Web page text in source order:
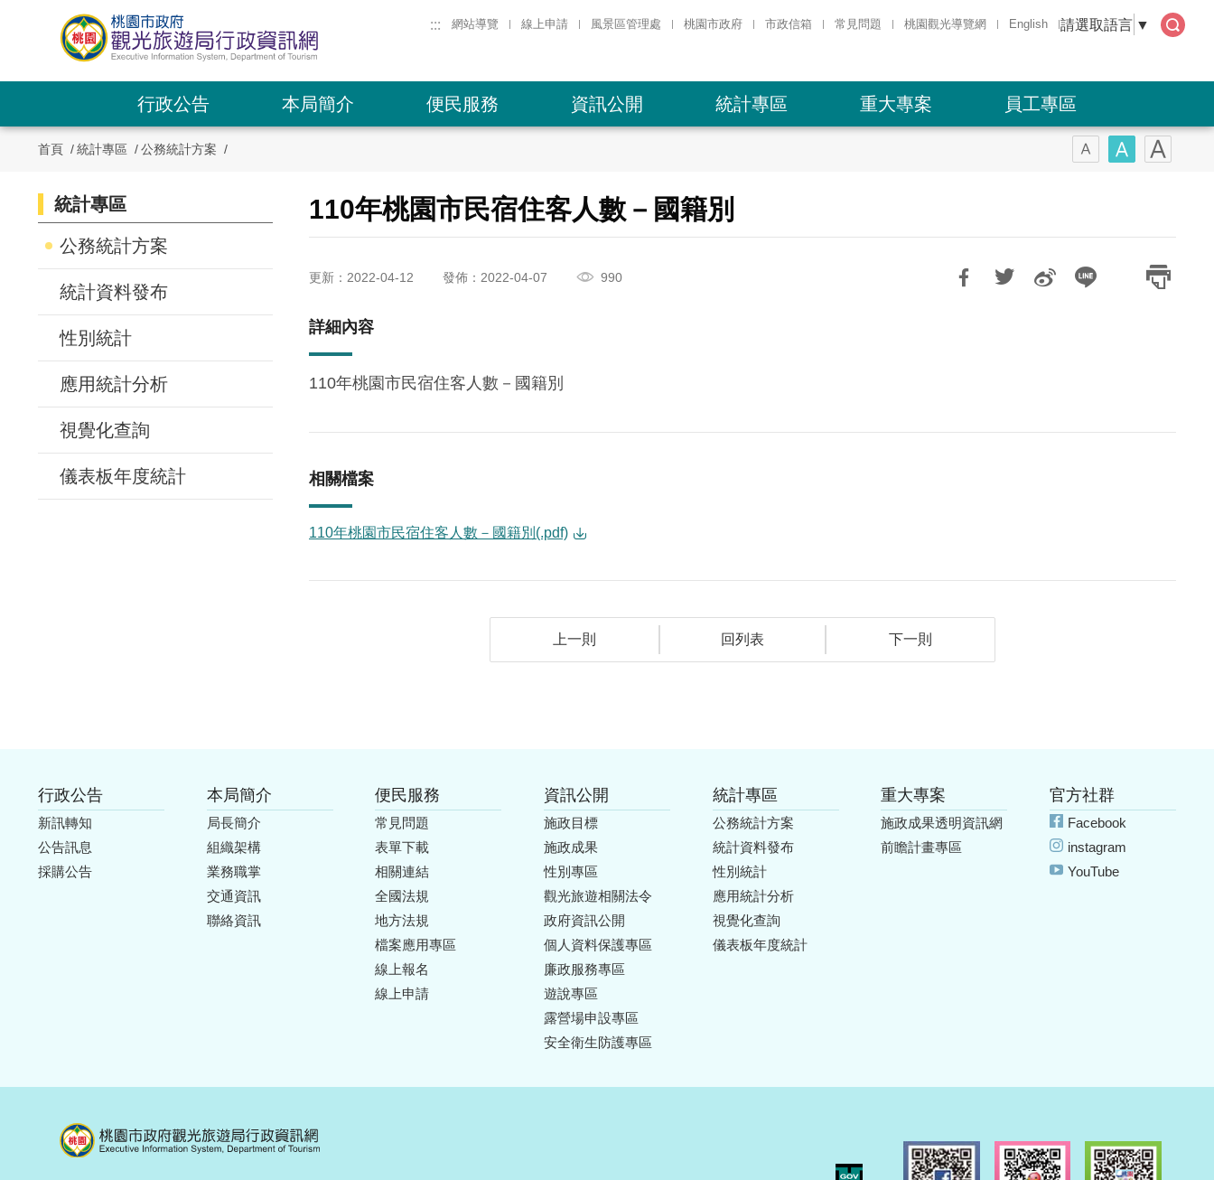
::: 網站導覽 線上申請 風景區管理處 桃園市政府 市政信箱 常見問題 桃園觀光導覽網 English 請選取語言 ▼
行政公告 本局簡介 便民服務 資訊公開 統計專區 重大專案 員工專區
首頁 統計專區 公務統計方案
統計專區
公務統計方案
統計資料發布
性別統計
應用統計分析
視覺化查詢
儀表板年度統計
110年桃園市民宿住客人數－國籍別
更新：2022-04-12 發佈：2022-04-07 990
詳細內容
110年桃園市民宿住客人數－國籍別
相關檔案
110年桃園市民宿住客人數－國籍別(.pdf)
上一則 回列表 下一則
行政公告
新訊轉知
公告訊息
採購公告
本局簡介
局長簡介
組織架構
業務職掌
交通資訊
聯絡資訊
便民服務
常見問題
表單下載
相關連結
全國法規
地方法規
檔案應用專區
線上報名
線上申請
資訊公開
施政目標
施政成果
性別專區
觀光旅遊相關法令
政府資訊公開
個人資料保護專區
廉政服務專區
遊說專區
露營場申設專區
安全衛生防護專區
統計專區
公務統計方案
統計資料發布
性別統計
應用統計分析
視覺化查詢
儀表板年度統計
重大專案
施政成果透明資訊網
前瞻計畫專區
官方社群
Facebook
instagram
YouTube